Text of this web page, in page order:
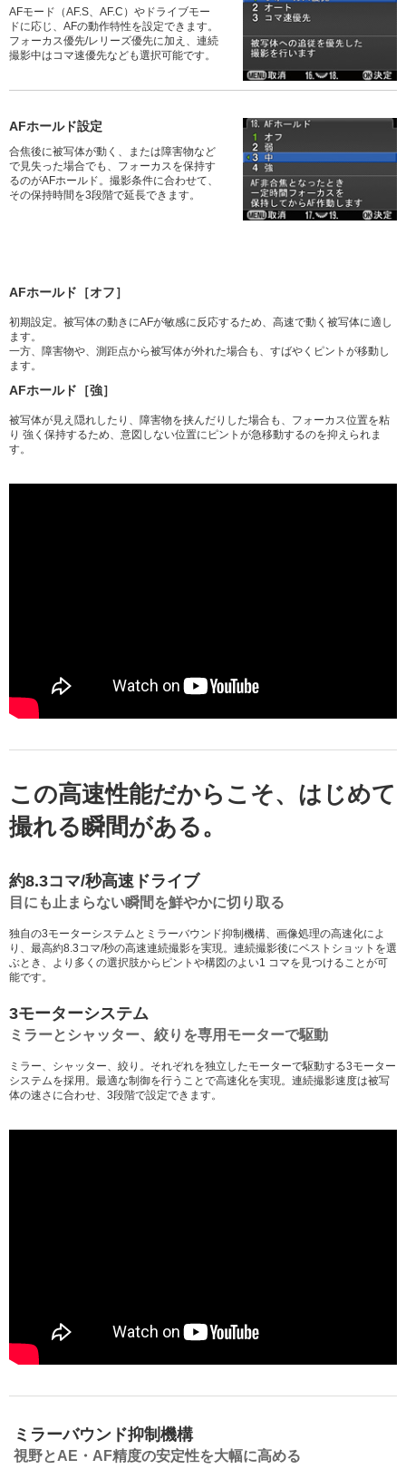
AFモード（AF.S、AF.C）やドライブモー
ドに応じ、AFの動作特性を設定できます。
フォーカス優先/レリーズ優先に加え、連続
撮影中はコマ速優先なども選択可能です。
AFホールド設定
合焦後に被写体が動く、または障害物など
で見失った場合でも、フォーカスを保持す
るのがAFホールド。撮影条件に合わせて、
その保持時間を3段階で延長できます。
AFホールド［オフ］
初期設定。被写体の動きにAFが敏感に反応するため、高速で動く被写体に適し
ます。
一方、障害物や、測距点から被写体が外れた場合も、すばやくピントが移動し
ます。
AFホールド［強］
被写体が見え隠れしたり、障害物を挟んだりした場合も、フォーカス位置を粘
り 強く保持するため、意図しない位置にピントが急移動するのを抑えられま
す。
この高速性能だからこそ、はじめて
撮れる瞬間がある。
約8.3コマ/秒高速ドライブ
目にも止まらない瞬間を鮮やかに切り取る
独自の3モーターシステムとミラーバウンド抑制機構、画像処理の高速化によ
り、最高約8.3コマ/秒の高速連続撮影を実現。連続撮影後にベストショットを選
ぶとき、より多くの選択肢からピントや構図のよい1 コマを見つけることが可
能です。
3モーターシステム
ミラーとシャッター、絞りを専用モーターで駆動
ミラー、シャッター、絞り。それぞれを独立したモーターで駆動する3モーター
システムを採用。最適な制御を行うことで高速化を実現。連続撮影速度は被写
体の速さに合わせ、3段階で設定できます。
ミラーバウンド抑制機構
視野とAE・AF精度の安定性を大幅に高める